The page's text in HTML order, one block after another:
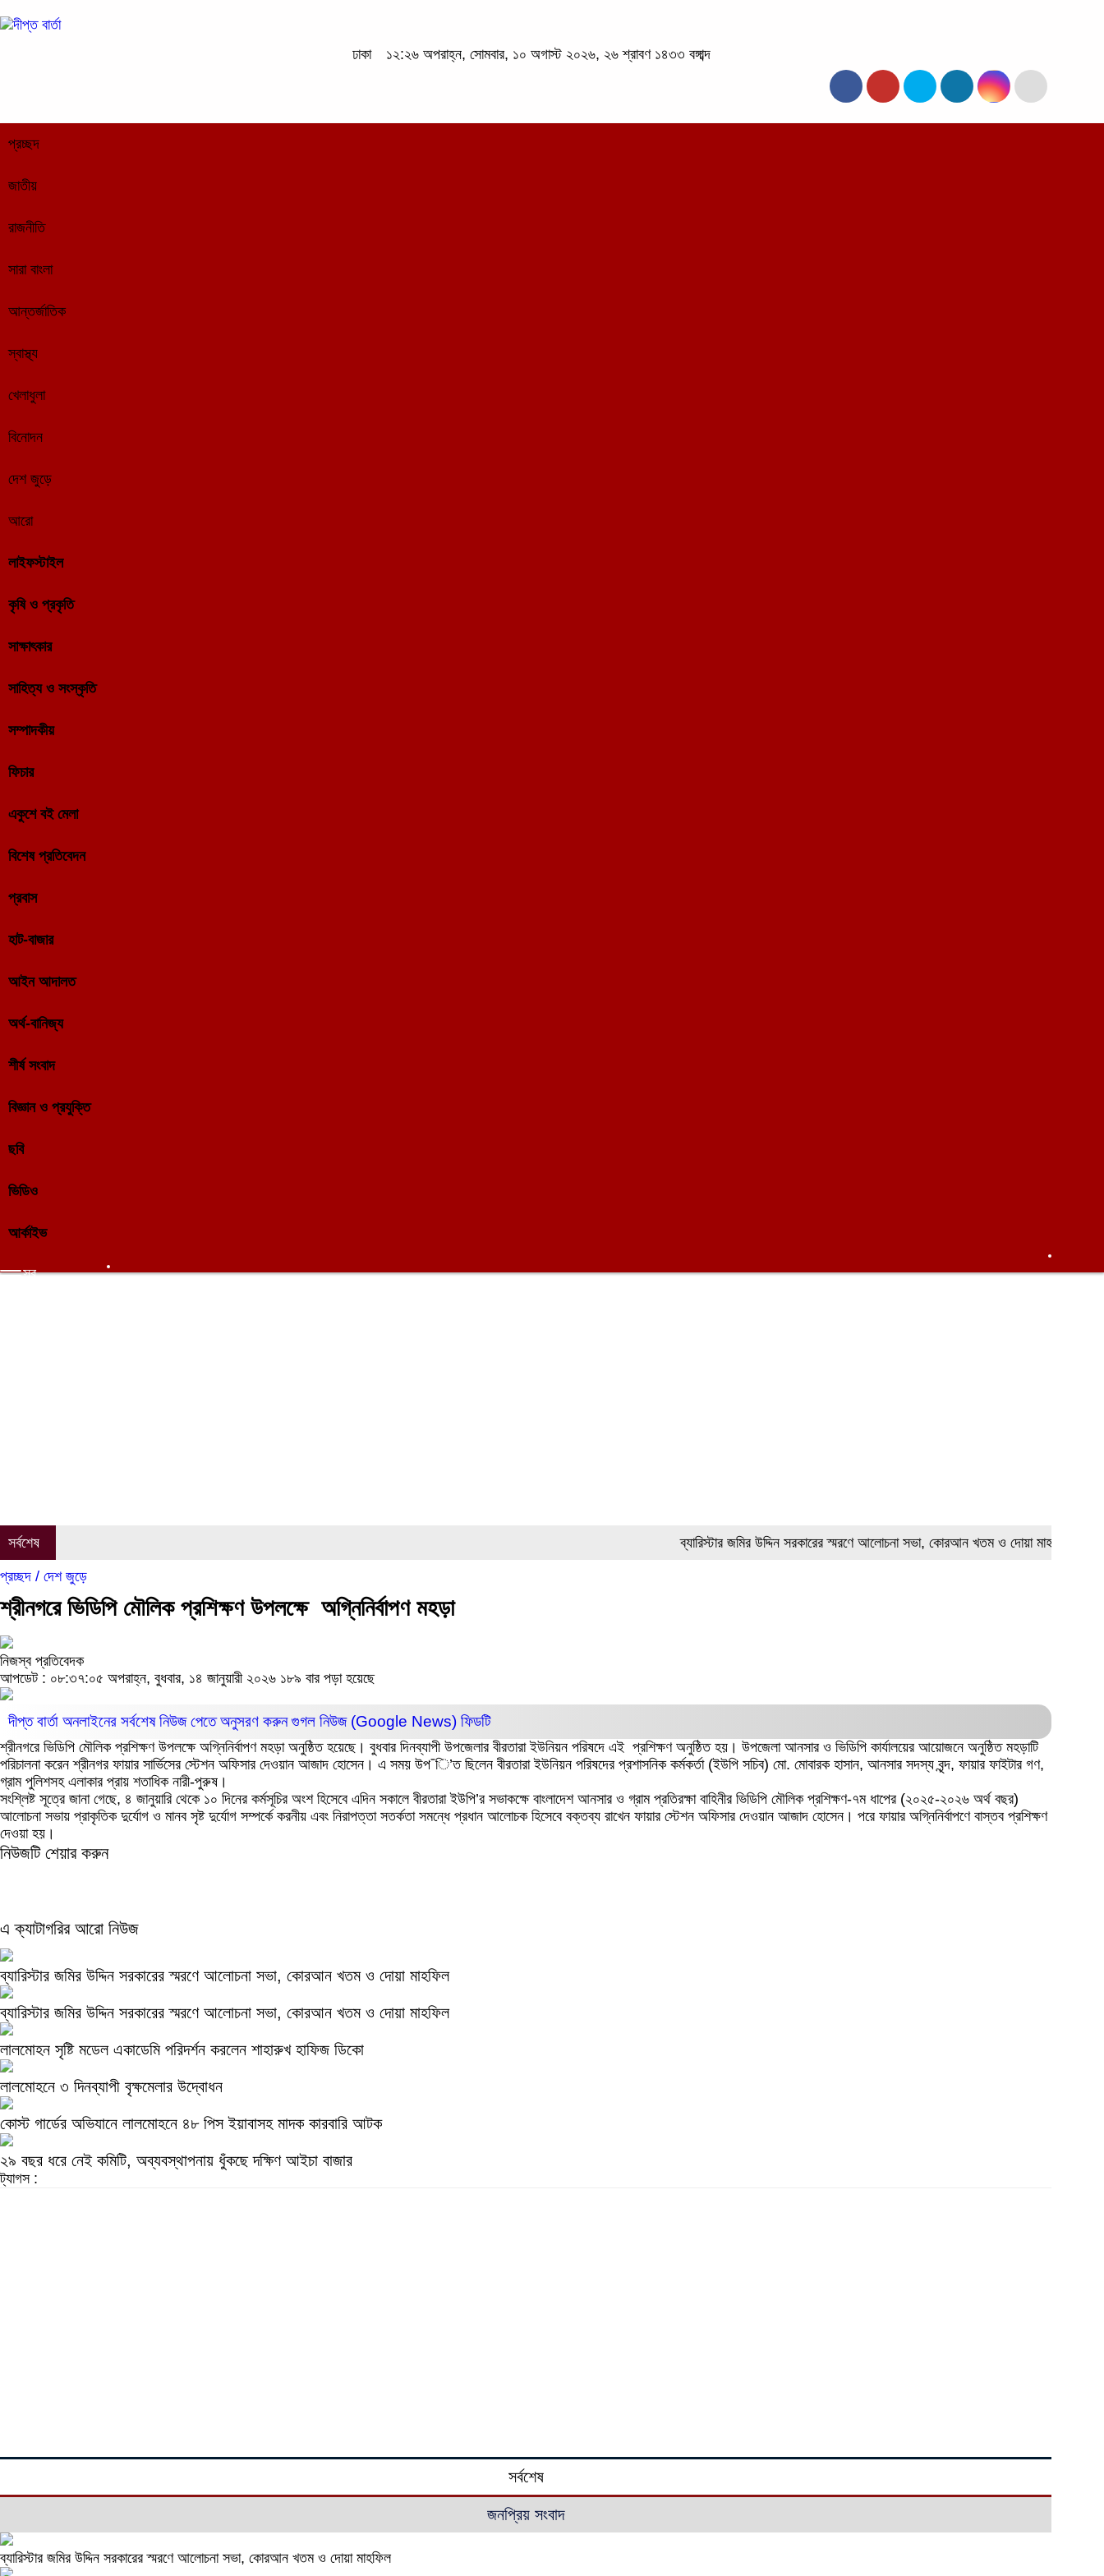
ঢাকা ১২:২৬ অপরাহ্ন, সোমবার, ১০ অগাস্ট ২০২৬, ২৬ শ্রাবণ ১৪৩৩ বঙ্গাব্দ
প্রচ্ছদ
জাতীয়
রাজনীতি
সারা বাংলা
আন্তর্জাতিক
স্বাস্থ্য
খেলাধুলা
বিনোদন
দেশ জুড়ে
আরো
লাইফস্টাইল
কৃষি ও প্রকৃতি
সাক্ষাৎকার
সাহিত্য ও সংস্কৃতি
সম্পাদকীয়
ফিচার
একুশে বই মেলা
বিশেষ প্রতিবেদন
প্রবাস
হাট-বাজার
আইন আদালত
অর্থ-বানিজ্য
শীর্ষ সংবাদ
বিজ্ঞান ও প্রযুক্তি
ছবি
ভিডিও
আর্কাইভ
সব
সর্বশেষ ব্যারিস্টার জমির উদ্দিন সরকারের স্মরণে আলোচনা সভা, কোরআন খতম ও দোয়া মাহফিল ব্যারিস্টার
প্রচ্ছদ / দেশ জুড়ে
শ্রীনগরে ভিডিপি মৌলিক প্রশিক্ষণ উপলক্ষে অগ্নিনির্বাপণ মহড়া
নিজস্ব প্রতিবেদক
আপডেট : ০৮:৩৭:০৫ অপরাহ্ন, বুধবার, ১৪ জানুয়ারী ২০২৬ ১৮৯ বার পড়া হয়েছে
দীপ্ত বার্তা অনলাইনের সর্বশেষ নিউজ পেতে অনুসরণ করুনগুগল নিউজ (Google News) ফিডটি
শ্রীনগরে ভিডিপি মৌলিক প্রশিক্ষণ উপলক্ষে অগ্নিনির্বাপণ মহড়া অনুষ্ঠিত হয়েছে। বুধবার দিনব্যাপী উপজেলার বীরতারা ইউনিয়ন পরিষদে এই প্রশিক্ষণ অনুষ্ঠিত হয়। উপজেলা আনসার ও ভিডিপি কার্যালয়ের আয়োজনে অনুষ্ঠিত মহড়াটি
পরিচালনা করেন শ্রীনগর ফায়ার সার্ভিসের স্টেশন অফিসার দেওয়ান আজাদ হোসেন। এ সময় উপ¯ি’ত ছিলেন বীরতারা ইউনিয়ন পরিষদের প্রশাসনিক কর্মকর্তা (ইউপি সচিব) মো. মোবারক হাসান, আনসার সদস্য বৃন্দ, ফায়ার ফাইটার গণ,
গ্রাম পুলিশসহ এলাকার প্রায় শতাধিক নারী-পুরুষ।
সংশ্লিষ্ট সূত্রে জানা গেছে, ৪ জানুয়ারি থেকে ১০ দিনের কর্মসূচির অংশ হিসেবে এদিন সকালে বীরতারা ইউপি’র সভাকক্ষে বাংলাদেশ আনসার ও গ্রাম প্রতিরক্ষা বাহিনীর ভিডিপি মৌলিক প্রশিক্ষণ-৭ম ধাপের (২০২৫-২০২৬ অর্থ বছর)
আলোচনা সভায় প্রাকৃতিক দুর্যোগ ও মানব সৃষ্ট দুর্যোগ সম্পর্কে করনীয় এবং নিরাপত্তা সতর্কতা সমন্ধে প্রধান আলোচক হিসেবে বক্তব্য রাখেন ফায়ার স্টেশন অফিসার দেওয়ান আজাদ হোসেন। পরে ফায়ার অগ্নিনির্বাপণে বাস্তব প্রশিক্ষণ
দেওয়া হয়।
নিউজটি শেয়ার করুন
এ ক্যাটাগরির আরো নিউজ
ব্যারিস্টার জমির উদ্দিন সরকারের স্মরণে আলোচনা সভা, কোরআন খতম ও দোয়া মাহফিল
ব্যারিস্টার জমির উদ্দিন সরকারের স্মরণে আলোচনা সভা, কোরআন খতম ও দোয়া মাহফিল
লালমোহন সৃষ্টি মডেল একাডেমি পরিদর্শন করলেন শাহারুখ হাফিজ ডিকো
লালমোহনে ৩ দিনব্যাপী বৃক্ষমেলার উদ্বোধন
কোস্ট গার্ডের অভিযানে লালমোহনে ৪৮ পিস ইয়াবাসহ মাদক কারবারি আটক
২৯ বছর ধরে নেই কমিটি, অব্যবস্থাপনায় ধুঁকছে দক্ষিণ আইচা বাজার
ট্যাগস :
সর্বশেষ
জনপ্রিয় সংবাদ
ব্যারিস্টার জমির উদ্দিন সরকারের স্মরণে আলোচনা সভা, কোরআন খতম ও দোয়া মাহফিল